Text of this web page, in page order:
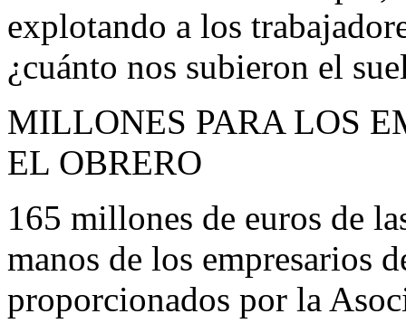
explotando a los
¿cuánto nos subieron el
MILLONES PARA LOS
EL OBRERO
165 millones de euros de
manos de los empresarios
proporcionados por la